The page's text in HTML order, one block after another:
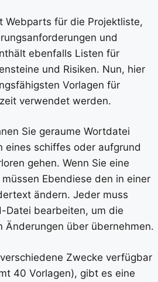
Webparts für die Projektliste,
und
ebenfalls Listen für
und Risiken. Nun, hier
Vorlagen für
verwendet werden.
Sie geraume Wortdatei
eines schiffes oder aufgrund
gehen. Wenn Sie eine
Ebendiese den in einer
ändern. Jeder muss
Datei bearbeiten, um die
Änderungen über übernehmen.
Zwecke verfügbar
40 Vorlagen), gibt es eine